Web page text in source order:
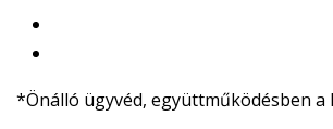
*Önálló ügyvéd, együttműködésben